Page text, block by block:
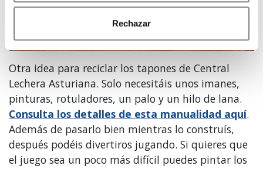
Rechazar
Otra idea para reciclar los tapones de Central
Lechera Asturiana. Solo necesitáis unos imanes,
pinturas, rotuladores, un palo y un hilo de lana.
Consulta los detalles de esta manualidad aquí.
Además de pasarlo bien mientras lo construís,
después podéis divertiros jugando. Si quieres que
el juego sea un poco más difícil puedes pintar los